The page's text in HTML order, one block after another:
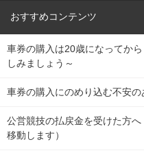
競輪くじ
Dokanto!
チャリロトプラザ
レース結果
キャリーオーバー一覧
北日本 函館競輪場
関
東
弥彦競輪場 前橋競輪場
関
東
小田原競輪場
おすすめコンテンツ
競輪選手情報
Perfecta Navi
netkeirin
車券の購入は20歳になってか
しみましょう～
車券の購入にのめり込む不安の
公営競技の払戻金を受けた方
移動します）